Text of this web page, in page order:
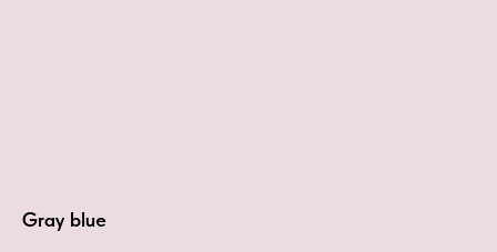
Gray blue